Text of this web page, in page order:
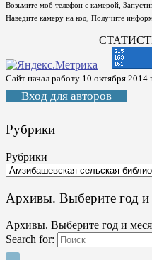
Возьмите моб телефон с камерой,
Наведите камеру на код, Получите
Сайт начал работу 10 октября 2014
Вход для авторов
Рубрики
Рубрики
Архивы. Выберите год и
Архивы. Выберите год и
Search for: